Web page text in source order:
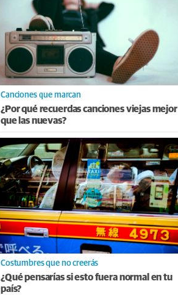
Canciones que marcan
¿Por qué recuerdas canciones viejas mejor
que las nuevas?
Costumbres que no creerás
¿Qué pensarías si esto fuera normal en tu
país?